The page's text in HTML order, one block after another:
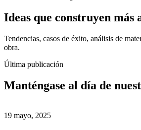
Ideas que construyen más
Tendencias, casos de éxito, análisis de
obra.
Última publicación
Manténgase al día de
19 mayo, 2025